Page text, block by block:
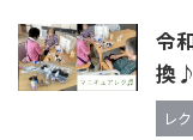
令
換♪
レク